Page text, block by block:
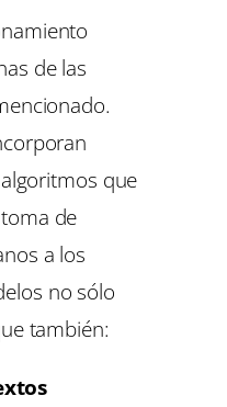
de las
que
de
a los
no sólo
también: